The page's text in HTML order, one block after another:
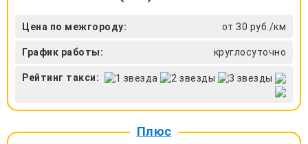
Цена по межгороду: от 30 руб./км
График работы: круглосуточно
Рейтинг такси:
Плюс